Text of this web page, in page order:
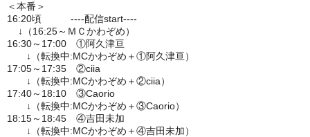
＜本番＞
16:20頃 ----配信start----
↓（16:25～ＭＣかわぞめ）
16:30～17:00 ①阿久津亘
↓（転換中:MCかわぞめ＋①阿久津亘）
17:05～17:35 ②ciia
↓（転換中:MCかわぞめ＋②ciia）
17:40～18:10 ③Caorio
↓（転換中:MCかわぞめ＋③Caorio）
18:15～18:45 ④吉田未加
↓（転換中:MCかわぞめ＋④吉田未加）